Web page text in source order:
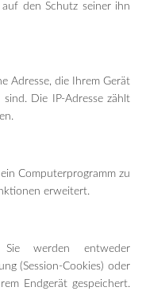
den Schutz seiner ihn
Adresse, die Ihrem Gerät
Die IP-Adresse zählt
ein Computerprogramm zu
erweitert.
werden entweder
(Session-Cookies) oder
Endgerät gespeichert.